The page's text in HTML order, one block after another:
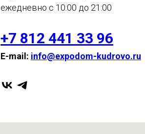
ежедневно с 10:00 до 21:00
+7 812 441 33 96
E-mail: info@expodom-kudrovo.ru